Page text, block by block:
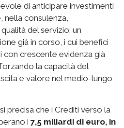
di anticipare investimenti
nella consulenza,
del servizio: un
già in corso, i cui benefici
con crescente evidenza già
la capacità del
e valore nel medio-lungo
precisa che i Crediti verso la
i 7,5 miliardi di euro, in